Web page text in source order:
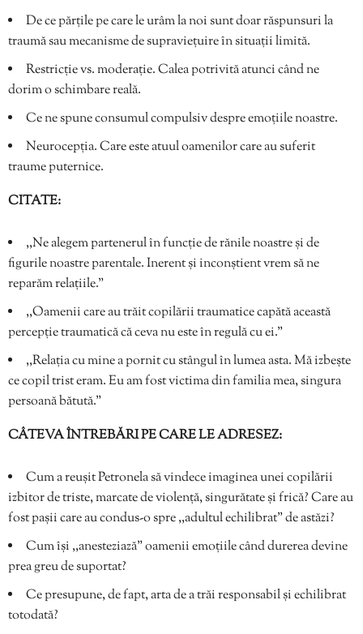
De ce părțile pe care le urâm la noi sunt doar răspunsuri la
traumă sau mecanisme de supraviețuire în situații limită.
Restricție vs. moderație. Calea potrivită atunci când ne
dorim o schimbare reală.
Ce ne spune consumul compulsiv despre emoțiile noastre.
Neurocepția. Care este atuul oamenilor care au suferit
traume puternice.
CITATE:
,,Ne alegem partenerul în funcție de rănile noastre și de
figurile noastre parentale. Inerent și inconștient vrem să ne
reparăm relațiile.”
,,Oamenii care au trăit copilării traumatice capătă această
percepție traumatică că ceva nu este în regulă cu ei.”
,,Relația cu mine a pornit cu stângul în lumea asta. Mă izbește
ce copil trist eram. Eu am fost victima din familia mea, singura
persoană bătută.”
CÂTEVA ÎNTREBĂRI PE CARE LE ADRESEZ:
Cum a reușit Petronela să vindece imaginea unei copilării
izbitor de triste, marcate de violență, singurătate și frică? Care au
fost pașii care au condus-o spre ,,adultul echilibrat” de astăzi?
Cum își ,,anesteziază” oamenii emoțiile când durerea devine
prea greu de suportat?
Ce presupune, de fapt, arta de a trăi responsabil și echilibrat
totodată?